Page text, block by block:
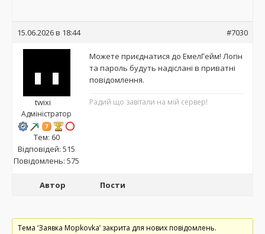
15.06.2026 в 18:44 #7030
twixi
Адміністратор
Тем: 60
Відповідей: 515
Повідомлень: 575
Можете приєднатися до ЕмелГейм! Логін
та пароль будуть надіслані в приватні
повідомлення.
Радий що завітали на мій сервер!
Автор Пости
Тема ‘Заявка Mopkovka’ закрита для нових повідомлень.